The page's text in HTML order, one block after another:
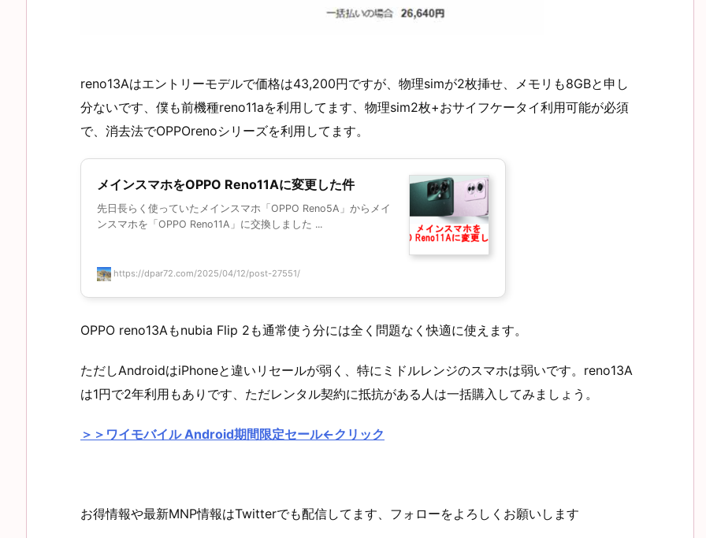
reno13Aはエントリーモデルで価格は43,200円ですが、物理simが2枚挿せ、メモリも8GBと申し
分ないです、僕も前機種reno11aを利用してます、物理sim2枚+おサイフケータイ利用可能が必須
で、消去法でOPPOrenoシリーズを利用してます。
メインスマホをOPPO Reno11Aに変更した件
先日長らく使っていたメインスマホ「OPPO Reno5A」からメイ
ンスマホを「OPPO Reno11A」に交換しました ...
https://dpar72.com/2025/04/12/post-27551/
OPPO reno13Aもnubia Flip 2も通常使う分には全く問題なく快適に使えます。
ただしAndroidはiPhoneと違いリセールが弱く、特にミドルレンジのスマホは弱いです。reno13A
は1円で2年利用もありです、ただレンタル契約に抵抗がある人は一括購入してみましょう。
＞＞ワイモバイル Android期間限定セール←クリック
お得情報や最新MNP情報はTwitterでも配信してます、フォローをよろしくお願いします